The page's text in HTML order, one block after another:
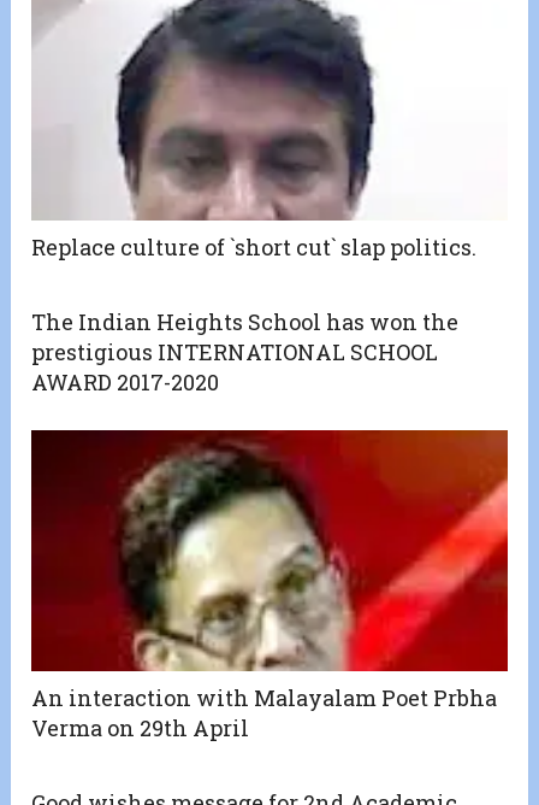
Replace culture of `short cut` slap politics.
The Indian Heights School has won the
prestigious INTERNATIONAL SCHOOL
AWARD 2017-2020
An interaction with Malayalam Poet Prbha
Verma on 29th April